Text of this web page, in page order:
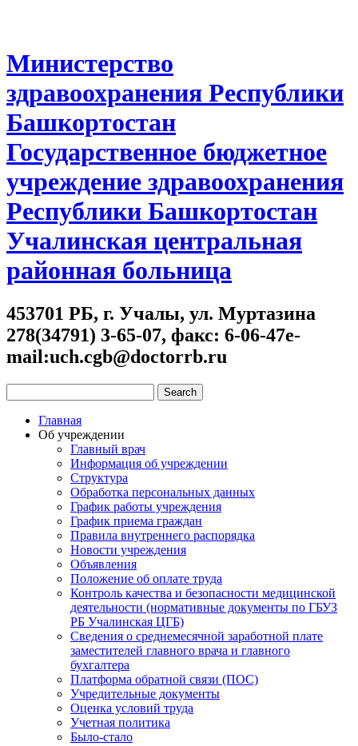
Министерство
здравоохранения Республики
Башкортостан
Государственное бюджетное
учреждение здравоохранения
Республики Башкортостан
Учалинская центральная
районная больница
453701 РБ, г. Учалы, ул. Муртазина
278(34791) 3-65-07, факс: 6-06-47e-
mail:uch.cgb@doctorrb.ru
Главная
Об учреждении
Главный врач
Информация об учреждении
Структура
Обработка персональных данных
График работы учреждения
График приема граждан
Правила внутреннего распорядка
Новости учреждения
Объявления
Положение об оплате труда
Контроль качества и безопасности медицинской
деятельности (нормативные документы по ГБУЗ
РБ Учалинская ЦГБ)
Сведения о среднемесячной заработной плате
заместителей главного врача и главного
бухгалтера
Платформа обратной связи (ПОС)
Учредительные документы
Оценка условий труда
Учетная политика
Было-стало